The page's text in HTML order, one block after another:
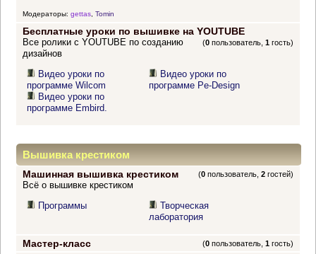
Модераторы: gettas, Tomin
Бесплатные уроки по вышивке на YOUTUBE
(0 пользователь,1 гость)
Все ролики с YOUTUBE по созданию
дизайнов
Видео уроки по
программе Wilcom
Видео уроки по
программе Embird.
Видео уроки по
программе Pe-Design
Вышивка крестиком
Машинная вышивка крестиком (0 пользователь,2 гостей)
Всё о вышивке крестиком
Программы
Творческая
лаборатория
Мастер-класс (0 пользователь,1 гость)